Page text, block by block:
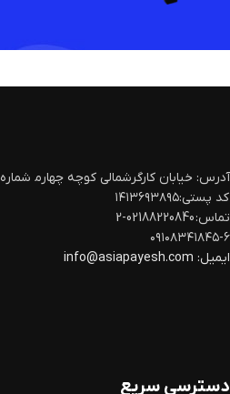
آدرس: خیابان کارگرشمالی کوچه چهارم‍ شماره ۳۸ واحد ۵ شمالی
کد پستی:۱۴۱۳۶۹۳۸۹۵
تماس: 02188220840-2
۰۹۱۰۸۳۴۱۸۴۵-۶
ایمیل:
دسترسی سریع